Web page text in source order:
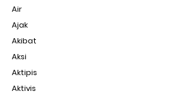
Air
Ajak
Akibat
Aksi
Aktipis
Aktivis